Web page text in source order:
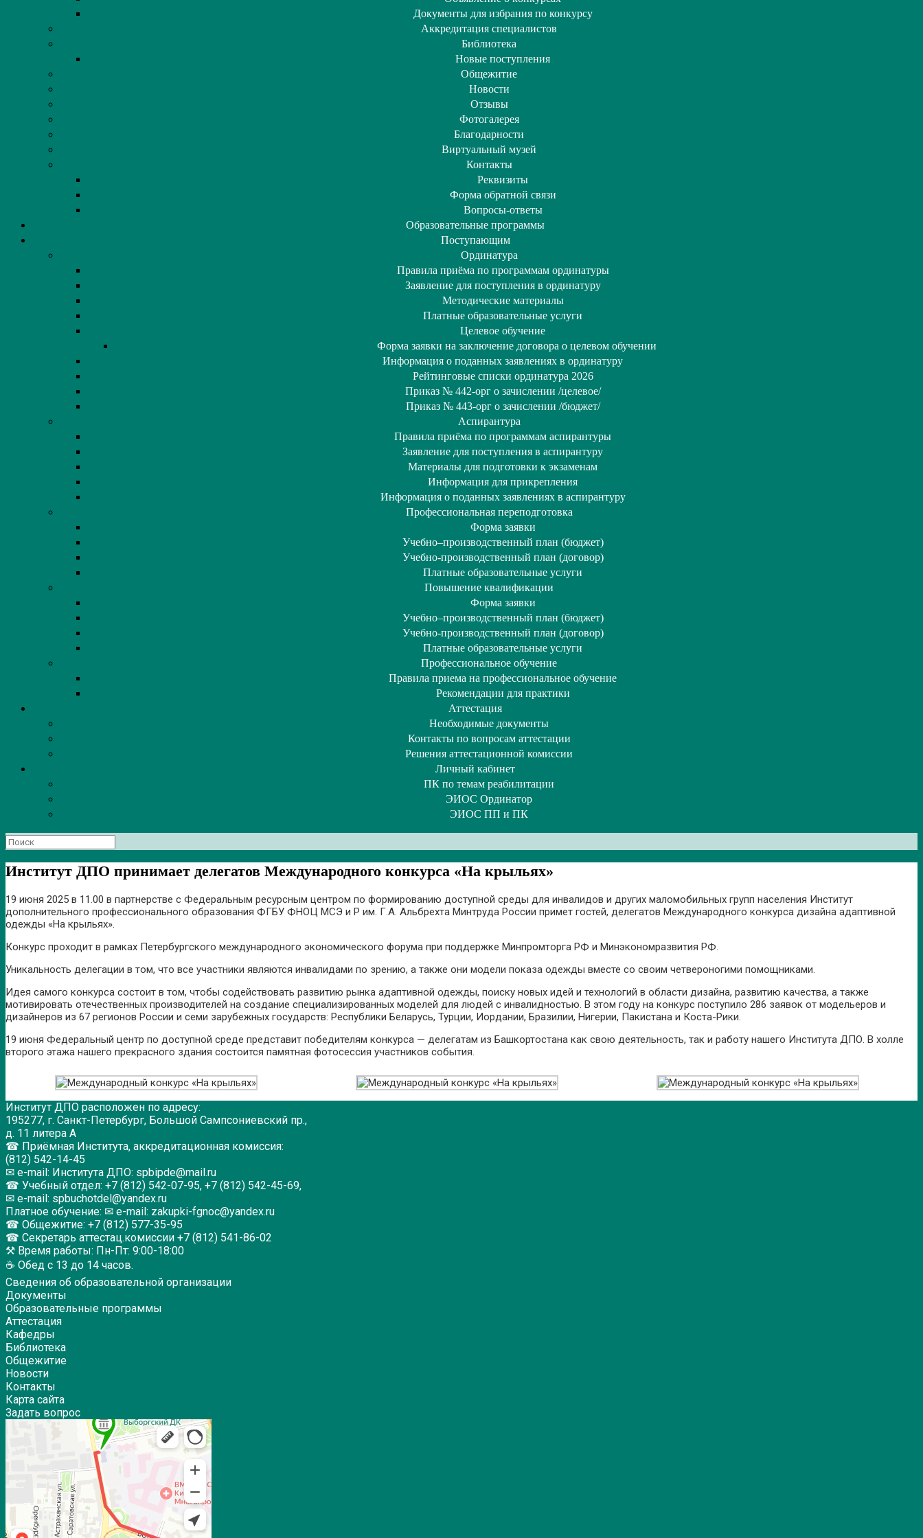
Документы для избрания по конкурсу
Аккредитация специалистов
Библиотека
Новые поступления
Общежитие
Новости
Отзывы
Фотогалерея
Благодарности
Виртуальный музей
Контакты
Реквизиты
Форма обратной связи
Вопросы-ответы
Образовательные программы
Поступающим
Ординатура
Правила приёма по программам ординатуры
Заявление для поступления в ординатуру
Методические материалы
Платные образовательные услуги
Целевое обучение
Форма заявки на заключение договора о целевом обучении
Информация о поданных заявлениях в ординатуру
Рейтинговые списки ординатура 2026
Приказ № 442-орг о зачислении /целевое/
Приказ № 443-орг о зачислении /бюджет/
Аспирантура
Правила приёма по программам аспирантуры
Заявление для поступления в аспирантуру
Материалы для подготовки к экзаменам
Информация для прикрепления
Информация о поданных заявлениях в аспирантуру
Профессиональная переподготовка
Форма заявки
Учебно–производственный план (бюджет)
Учебно-производственный план (договор)
Платные образовательные услуги
Повышение квалификации
Форма заявки
Учебно–производственный план (бюджет)
Учебно-производственный план (договор)
Платные образовательные услуги
Профессиональное обучение
Правила приема на профессиональное обучение
Рекомендации для практики
Аттестация
Необходимые документы
Контакты по вопросам аттестации
Решения аттестационной комиссии
Личный кабинет
ПК по темам реабилитации
ЭИОС Ординатор
ЭИОС ПП и ПК
Поиск
по:
Институт ДПО принимает делегатов Международного конкурса «На крыльях»
19 июня 2025 в 11.00 в партнерстве с Федеральным ресурсным центром по формированию доступной среды для инвалидов и других маломобильных групп населения Институт
дополнительного профессионального образования ФГБУ ФНОЦ МСЭ и Р им. Г.А. Альбрехта Минтруда России примет гостей, делегатов Международного конкурса дизайна адаптивной
одежды «На крыльях».
Конкурс проходит в рамках Петербургского международного экономического форума при поддержке Минпромторга РФ и Минэкономразвития РФ.
Уникальность делегации в том, что все участники являются инвалидами по зрению, а также они модели показа одежды вместе со своим четвероногими помощниками.
Идея самого конкурса состоит в том, чтобы содействовать развитию рынка адаптивной одежды, поиску новых идей и технологий в области дизайна, развитию качества, а также
мотивировать отечественных производителей на создание специализированных моделей для людей с инвалидностью. В этом году на конкурс поступило 286 заявок от модельеров и
дизайнеров из 67 регионов России и семи зарубежных государств: Республики Беларусь, Турции, Иордании, Бразилии, Нигерии, Пакистана и Коста-Рики.
19 июня Федеральный центр по доступной среде представит победителям конкурса — делегатам из Башкортостана как свою деятельность, так и работу нашего Института ДПО. В холле
второго этажа нашего прекрасного здания состоится памятная фотосессия участников события.
Институт ДПО расположен по адресу:
195277, г. Санкт-Петербург, Большой Сампсониевский пр.,
д. 11 литера А
☎ Приёмная Института, аккредитационная комиссия:
(812) 542-14-45
✉ e-mail: Института ДПО: spbipde@mail.ru
☎ Учебный отдел: +7 (812) 542-07-95, +7 (812) 542-45-69,
✉ e-mail: spbuchotdel@yandex.ru
Платное обучение: ✉ e-mail: zakupki-fgnoc@yandex.ru
☎ Общежитие: +7 (812) 577-35-95
☎ Секретарь аттестац.комиссии +7 (812) 541-86-02
⚒ Время работы: Пн-Пт: 9:00-18:00
☕ Обед с 13 до 14 часов.
Сведения об образовательной организации
Документы
Образовательные программы
Аттестация
Кафедры
Библиотека
Общежитие
Новости
Контакты
Карта сайта
Задать вопрос